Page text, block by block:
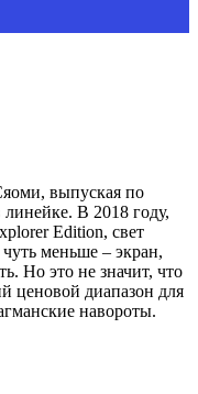
выпуская по
В 2018 году,
Edition, свет
меньше – экран,
Но это не значит, что
ценовой диапазон для
навороты.